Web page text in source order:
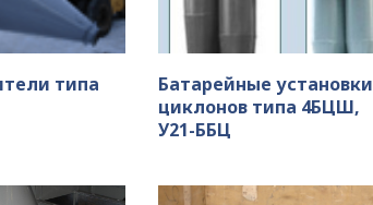
типа
Батарейные установки
циклонов типа 4БЦШ,
У21-ББЦ